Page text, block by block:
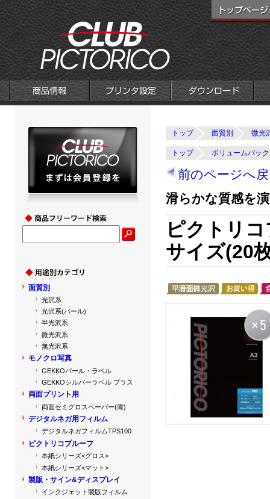
トップ 面質別 微光
トップ ボリュームパック
前のページへ
滑らかな質感を
ピクトリ
サイズ(20
面質別
光沢系
光沢系(パール)
半光沢系
微光沢系
無光沢系
モノクロ写真
GEKKOパール・ラベル
GEKKOシルバーラベル プラス
両面プリント用
両面セミグロスペーパー(薄)
デジタルネガ用フィルム
デジタルネガフィルムTPS100
ピクトリコプルーフ
本紙シリーズ<グロス>
本紙シリーズ<マット>
製版・サイン&ディスプレイ
インクジェット製版フィルム